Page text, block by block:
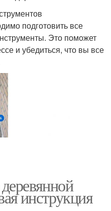
подготовить все
Это поможет
и убедиться, что вы все
инструкция